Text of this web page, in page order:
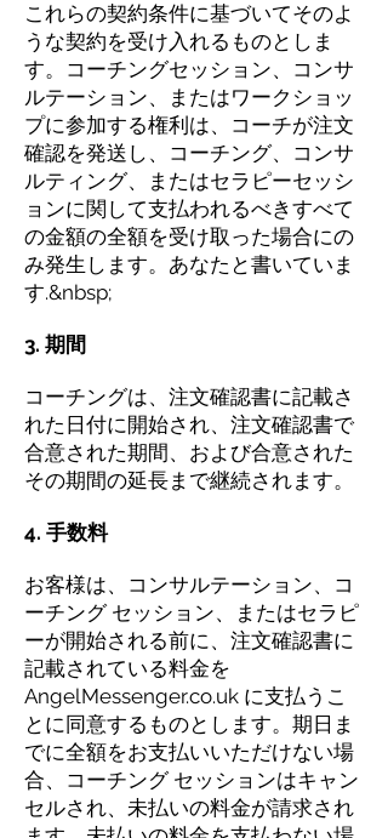
これらの契約条件に基づいてそのよ
うな契約を受け入れるものとしま
す。コーチングセッション、コンサ
ルテーション、またはワークショッ
プに参加する権利は、コーチが注文
確認を発送し、コーチング、コンサ
ルティング、またはセラピーセッシ
ョンに関して支払われるべきすべて
の金額の全額を受け取った場合にの
み発生します。あなたと書いていま
す.&nbsp;
3. 期間
コーチングは、注文確認書に記載さ
れた日付に開始され、注文確認書で
合意された期間、および合意された
その期間の延長まで継続されます。
4. 手数料
お客様は、コンサルテーション、コ
ーチング セッション、またはセラピ
ーが開始される前に、注文確認書に
記載されている料金を
AngelMessenger.co.uk に支払うこ
とに同意するものとします。期日ま
でに全額をお支払いいただけない場
合、コーチング セッションはキャン
セルされ、未払いの料金が請求され